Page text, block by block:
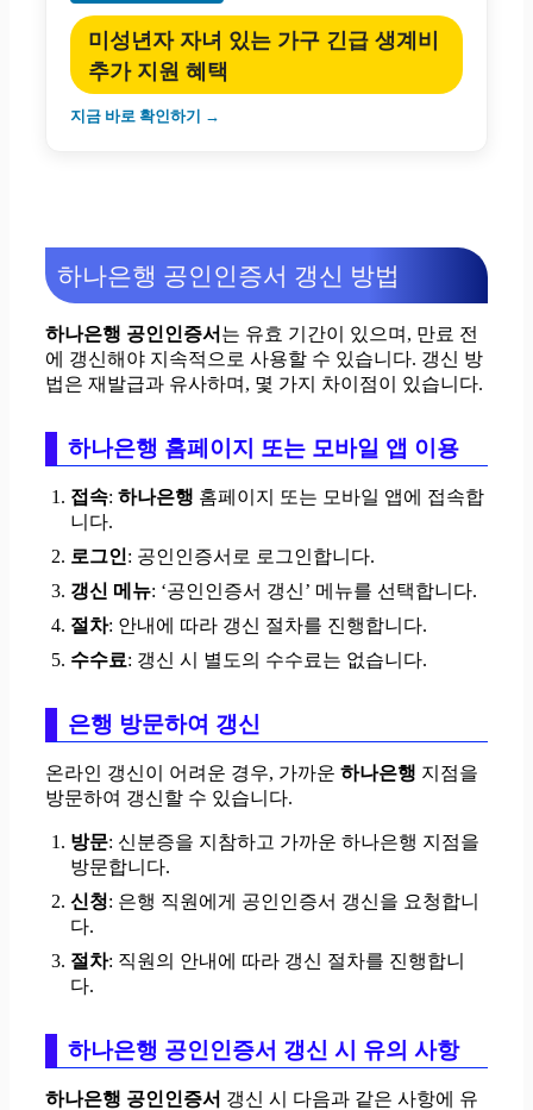
미성년자 자녀 있는 가구 긴급 생계비
추가 지원 혜택
지금 바로 확인하기 →
하나은행 공인인증서 갱신 방법
하나은행 공인인증서 는 유효 기간이 있으며, 만료 전
에 갱신해야 지속적으로 사용할 수 있습니다. 갱신 방
법은 재발급과 유사하며, 몇 가지 차이점이 있습니다.
하나은행 홈페이지 또는 모바일 앱 이용
접속: 하나은행 홈페이지 또는 모바일 앱에 접속합
니다.
로그인: 공인인증서로 로그인합니다.
갱신 메뉴: ‘공인인증서 갱신’ 메뉴를 선택합니다.
절차: 안내에 따라 갱신 절차를 진행합니다.
수수료: 갱신 시 별도의 수수료는 없습니다.
은행 방문하여 갱신
온라인 갱신이 어려운 경우, 가까운 하나은행 지점을
방문하여 갱신할 수 있습니다.
방문: 신분증을 지참하고 가까운 하나은행 지점을
방문합니다.
신청: 은행 직원에게 공인인증서 갱신을 요청합니
다.
절차: 직원의 안내에 따라 갱신 절차를 진행합니
다.
하나은행 공인인증서 갱신 시 유의 사항
하나은행 공인인증서 갱신 시 다음과 같은 사항에 유